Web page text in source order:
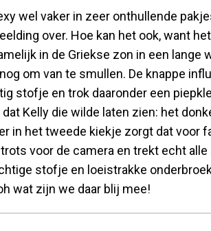
wel vaker in zeer onthullende
over. Hoe kan het ook, want
in de Griekse zon in een lange
om van te smullen. De knappe
stofje en trok daaronder een
Kelly die wilde laten zien: het
in het tweede kiekje zorgt dat voor
voor de camera en trekt echt alle
stofje en loeistrakke
wat zijn we daar blij mee!